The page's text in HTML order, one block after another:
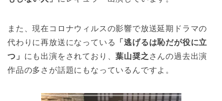
また、現在コロナウィルスの影響で放送延期ドラマの
代わりに再放送になっている
「逃げるは恥だが役に立
つ」 にも出演をされており、葉山奨之 さんの過去出演
作品の多さが話題にもなっているんですよ。